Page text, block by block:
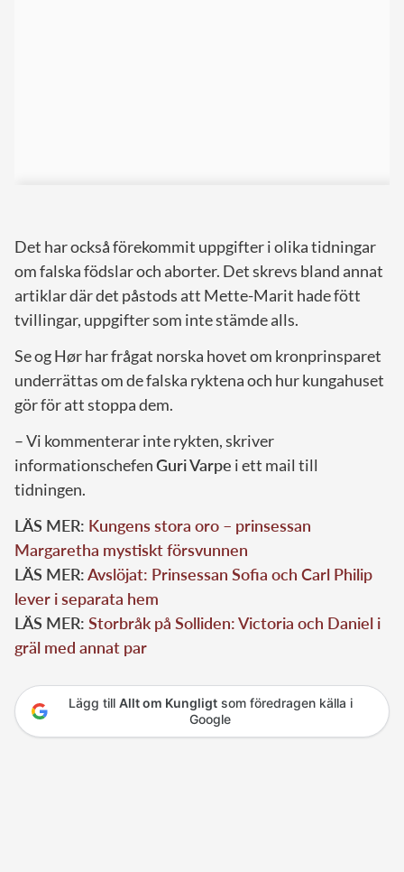
Det har också förekommit uppgifter i olika tidningar
om falska födslar och aborter. Det skrevs bland annat
artiklar där det påstods att Mette-Marit hade fött
tvillingar, uppgifter som inte stämde alls.
Se og Hør har frågat norska hovet om kronprinsparet
underrättas om de falska ryktena och hur kungahuset
gör för att stoppa dem.
– Vi kommenterar inte rykten, skriver
informationschefenGuri Varpe i ett mail till
tidningen.
LÄS MER: Kungens stora oro – prinsessan
Margaretha mystiskt försvunnen
LÄS MER:Avslöjat: Prinsessan Sofia och Carl Philip
lever i separata hem
LÄS MER: Storbråk på Solliden: Victoria och Daniel i
gräl med annat par
Lägg till Allt om Kungligtsom föredragen källa i
Google